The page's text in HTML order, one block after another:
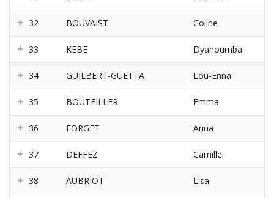
32 BOUVAIST Coline
33 KEBE Dyahoumba
34 GUILBERT-GUETTA Lou-Enna
35 BOUTEILLER Emma
36 FORGET Anna
37 DEFFEZ Camille
38 AUBRIOT Lisa